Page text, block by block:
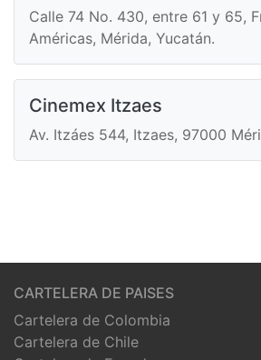
Calle 74 No. 430, entre 61 y 65,
Américas, Mérida, Yucatán.
Cinemex Itzaes
Av. Itzáes 544, Itzaes, 97000
CARTELERA DE PAISES
Cartelera de Colombia
Cartelera de Chile